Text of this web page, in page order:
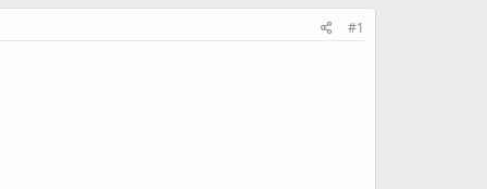
#1